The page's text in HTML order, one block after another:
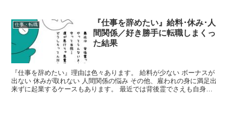
仕事・転職
『仕事を辞めたい』給料･休み･人
間関係／好き勝手に転職しまくっ
た結果
『仕事を辞めたい』理由は色々あります。 給料が少ない ボーナスが
出ない 休みが取れない 人間関係の悩み その他、雇われの身に満足出
来ずに起業するケースもあります。 最近では背後霊でさえも自身の